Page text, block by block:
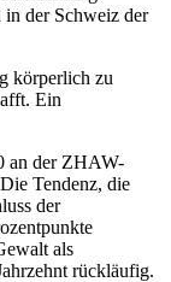
in der Schweiz der
körperlich zu
Ein
an der ZHAW-
Tendenz, die
der
als
rückläufig.